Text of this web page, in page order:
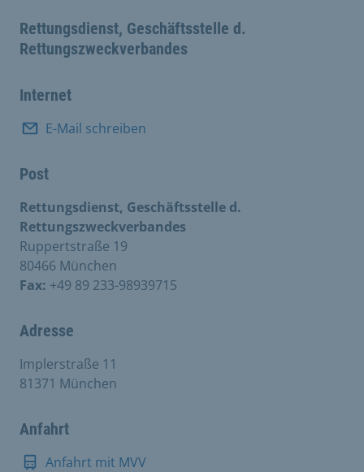
Rettungsdienst, Geschäftsstelle d.
Rettungszweckverbandes
Internet
E-Mail schreiben
Post
Rettungsdienst, Geschäftsstelle d.
Rettungszweckverbandes
Ruppertstraße 19
80466 München
Fax: +49 89 233-98939715
Adresse
Implerstraße 11
81371 München
Anfahrt
Anfahrt mit MVV